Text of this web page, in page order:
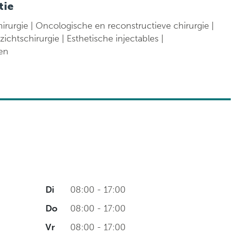
Labo
anatomopathologie
| Oncologische en reconstructieve chirurgie |
| Esthetische injectables |
Di
08:00 - 17:00
Do
08:00 - 17:00
Vr
08:00 - 17:00